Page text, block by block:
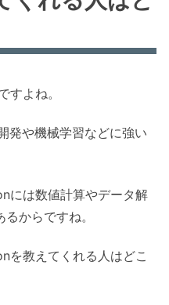
すよね。
発や機械学習などに強い
には数値計算やデータ解
からですね。
を教えてくれる人はどこ